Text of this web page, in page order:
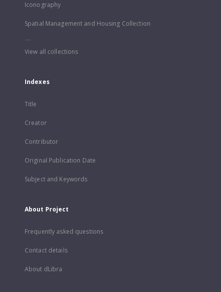
Iconography
Spatial Management and Housing Collection
...
View all collections
Indexes
Title
Creator
Contributor
Original Publication Date
Subject and Keywords
About Project
Frequently asked questions
Contact details
About dLibra